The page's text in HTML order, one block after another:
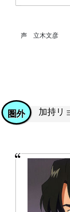
声 立木文彦
加持リ
圏外